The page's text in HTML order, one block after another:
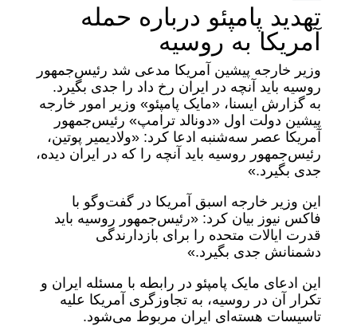
تهدید پامپئو درباره حمله
آمریکا به روسیه
وزیر خارجه پیشین آمریکا مدعی شد رئیس‌جمهور
روسیه باید آنچه در ایران رخ داد را جدی بگیرد.
به گزارش ایسنا، «مایک پامپئو» وزیر امور خارجه
پیشین دولت اول «دونالد ترامپ» رئیس‌جمهور
آمریکا عصر سه‌شنبه ادعا کرد: «ولادیمیر پوتین،
رئیس‌جمهور روسیه باید آنچه را که در ایران دیده،
جدی بگیرد.»
این وزیر خارجه اسبق آمریکا در گفت‌وگو با
فاکس نیوز بیان کرد: «رئیس‌جمهور روسیه باید
قدرت ایالات متحده را برای بازدارندگی
دشمنانش جدی بگیرد.»
این ادعای مایک پامپئو در رابطه با مسئله ایران و
تکرار آن در روسیه، به تجاوزگری آمریکا علیه
تاسیسات هسته‌ای ایران مربوط می‌شود.